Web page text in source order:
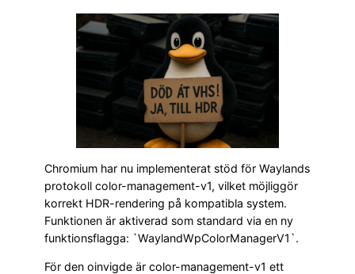
Chromium har nu implementerat stöd för Waylands
protokoll color-management-v1, vilket möjliggör
korrekt HDR-rendering på kompatibla system.
Funktionen är aktiverad som standard via en ny
funktionsflagga: `WaylandWpColorManagerV1`.
För den oinvigde är color-management-v1 ett